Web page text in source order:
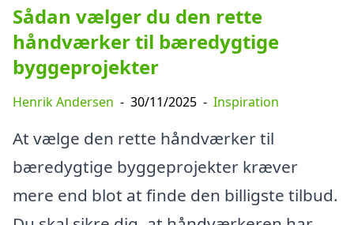
Sådan vælger du den rette
håndværker til bæredygtige
byggeprojekter
Henrik Andersen - 30/11/2025 - Inspiration
At vælge den rette håndværker til
bæredygtige byggeprojekter kræver
mere end blot at finde den billigste tilbud.